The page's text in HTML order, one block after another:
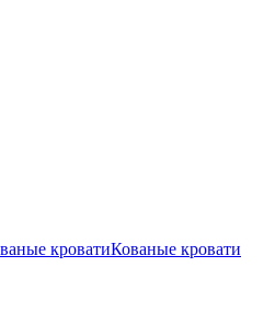
кроватиКованые кровати